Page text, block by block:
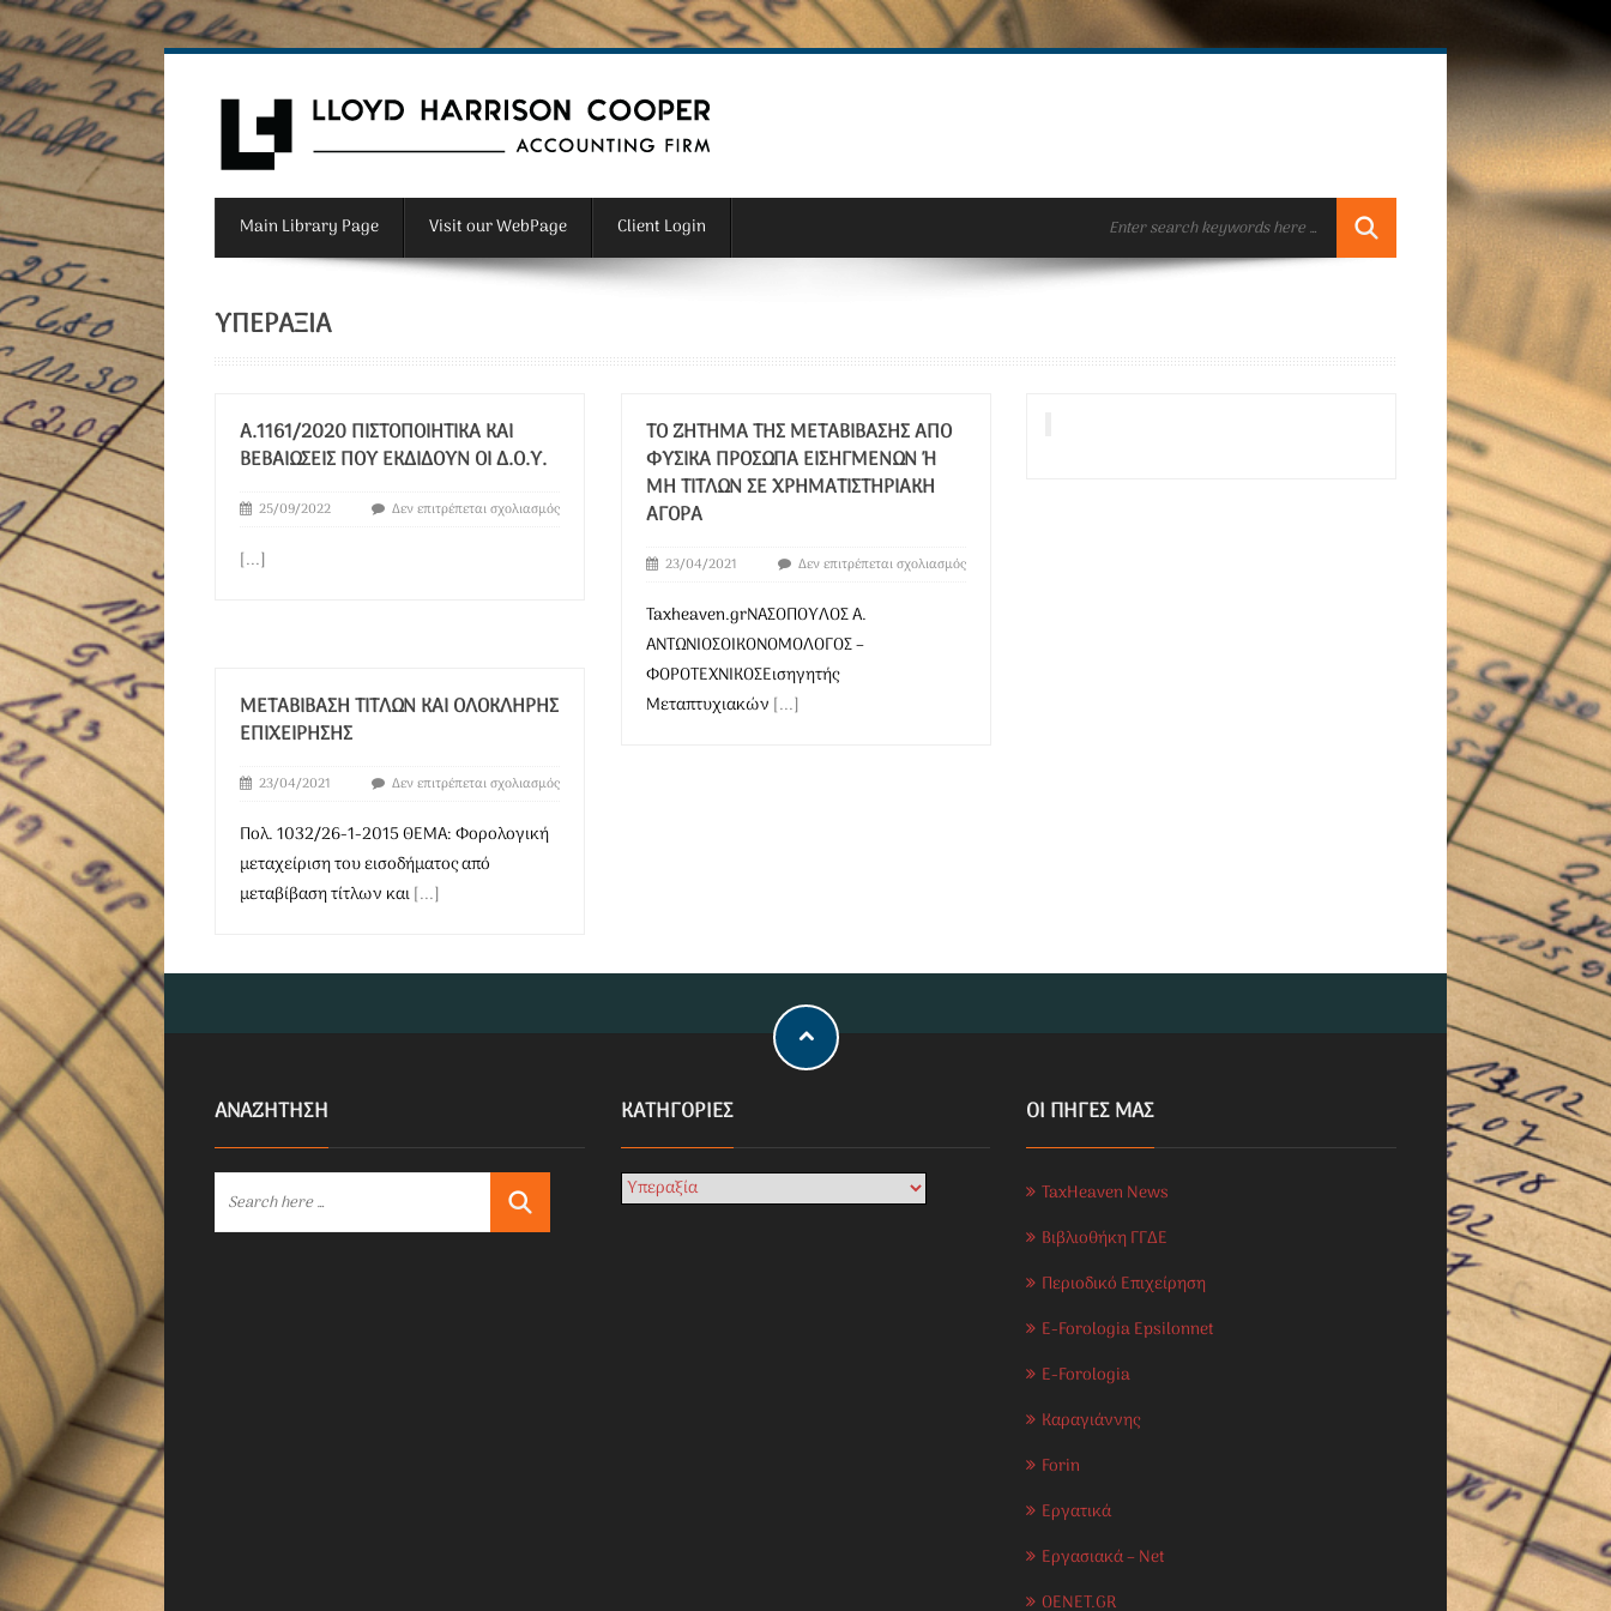
Main Library Page Visit our WebPage Client Login
ΥΠΕΡΑΞΊΑ
Α.1161/2020 ΠΙΣΤΟΠΟΙΗΤΙΚΆ ΚΑΙ
ΒΕΒΑΙΏΣΕΙΣ ΠΟΥ ΕΚΔΊΔΟΥΝ ΟΙ Δ.Ο.Υ.
25/09/2022 Δεν επιτρέπεται σχολιασμός
[...]
ΤΟ ΖΉΤΗΜΑ ΤΗΣ ΜΕΤΑΒΊΒΑΣΗΣ ΑΠΌ
ΦΥΣΙΚΆ ΠΡΌΣΩΠΑ ΕΙΣΗΓΜΈΝΩΝ Ή Μ
Η ΤΊΤΛΩΝ ΣΕ ΧΡΗΜΑΤΙΣΤΗΡΙΑΚΉ Α
ΓΟΡΆ
23/04/2021 Δεν επιτρέπεται σχολιασμός
Taxheaven.grΝΑΣΟΠΟΥΛΟΣ Α.
ΑΝΤΩΝΙΟΣΟΙΚΟΝΟΜΟΛΟΓΟΣ –
ΦΟΡΟΤΕΧΝΙΚΟΣΕισηγητής
Μεταπτυχιακών [...]
MΕΤΑΒΊΒΑΣΗ ΤΊΤΛΩΝ ΚΑΙ ΟΛΌΚΛΗΡΗΣ
ΕΠΙΧΕΊΡΗΣΗΣ
23/04/2021 Δεν επιτρέπεται σχολιασμός
Πολ. 1032/26-1-2015 ΘΕΜΑ: Φορολογική
μεταχείριση του εισοδήματος από
μεταβίβαση τίτλων και[...]
ΑΝΑΖΗΤΗΣΗ KΑΤΗΓΟΡΊΕΣ ΟΙ ΠΗΓΕΣ ΜΑΣ
TaxHeaven News
Βιβλιοθήκη ΓΓΔΕ
Περιοδικό Επιχείρηση
E-Forologia Epsilonnet
E-Forologia
Καραγιάννης
Forin
Εργατικά
Εργασιακά – Net
OENET.GR